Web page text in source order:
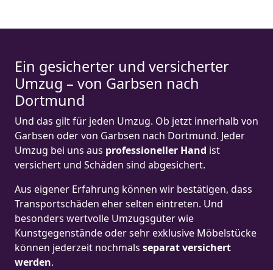
Ein gesicherter und versicherter
Umzug – von Garbsen nach
Dortmund
Und das gilt für jeden Umzug. Ob jetzt innerhalb von
Garbsen oder von Garbsen nach Dortmund. Jeder
Umzug bei uns aus professioneller Hand ist
versichert und Schäden sind abgesichert.
Aus eigener Erfahrung können wir bestätigen, dass
Transportschäden eher selten eintreten. Und
besonders wertvolle Umzugsgüter wie
Kunstgegenstände oder sehr exklusive Möbelstücke
können jederzeit nochmals separat versichert
werden.